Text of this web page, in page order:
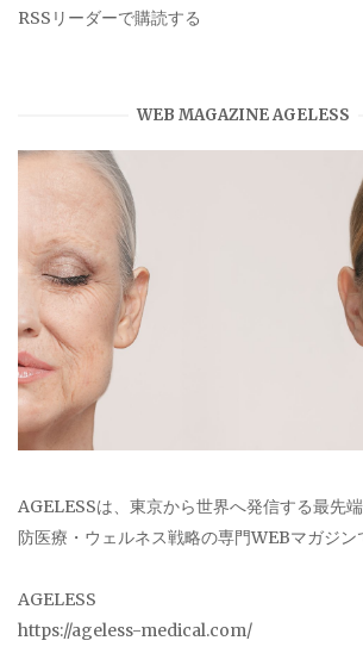
RSSリーダーで購読する
WEB MAGAZINE AGELESS
AGELESSは、東京から世界へ発信する最先
防医療・ウェルネス戦略の専門WEBマガジン
AGELESS
https://ageless-medical.com/